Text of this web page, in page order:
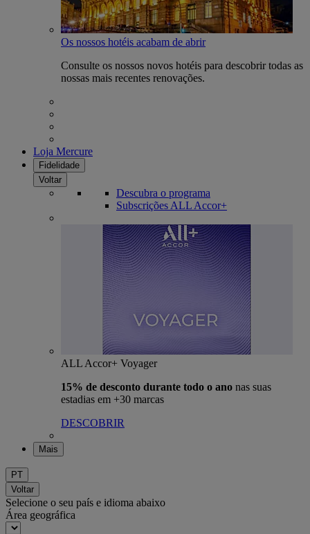
Os nossos hotéis acabam de abrir
Consulte os nossos novos hotéis para descobrir todas as
nossas mais recentes renovações.
Loja Mercure
Fidelidade
Voltar
Descubra o programa
Subscrições ALL Accor+
ALL Accor+ Voyager
15% de desconto durante todo o ano nas suas
estadias em +30 marcas
DESCOBRIR
Mais
PT
Voltar
Selecione o seu país e idioma abaixo
Área geográfica